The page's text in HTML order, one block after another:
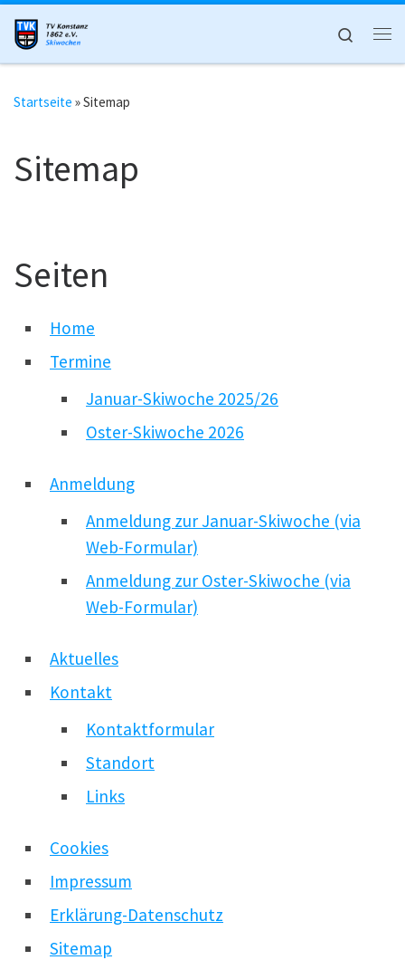
Zum Inhalt springen
Search
Startseite »Sitemap
Sitemap
Seiten
Home
Termine
Januar-Skiwoche 2025/26
Oster-Skiwoche 2026
Anmeldung
Anmeldung zur Januar-Skiwoche (via
Web-Formular)
Anmeldung zur Oster-Skiwoche (via
Web-Formular)
Aktuelles
Kontakt
Kontaktformular
Standort
Links
Cookies
Impressum
Erklärung-Datenschutz
Sitemap